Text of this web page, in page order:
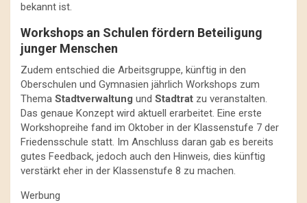
bekannt ist.
Workshops an Schulen fördern Beteiligung
junger Menschen
Zudem entschied die Arbeitsgruppe, künftig in den
Oberschulen und Gymnasien jährlich Workshops zum
Thema Stadtverwaltung und Stadtrat zu veranstalten.
Das genaue Konzept wird aktuell erarbeitet. Eine erste
Workshopreihe fand im Oktober in der Klassenstufe 7 der
Friedensschule statt. Im Anschluss daran gab es bereits
gutes Feedback, jedoch auch den Hinweis, dies künftig
verstärkt eher in der Klassenstufe 8 zu machen.
Werbung